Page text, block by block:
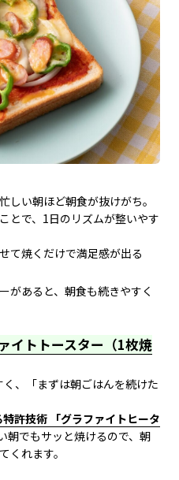
しい朝ほど朝食が抜けがち。
とで、1日のリズムが整いやす
て焼くだけで満足感が出る
があると、朝食も続きやすく
イトトースター（1枚焼
、「まずは朝ごはんを続けた
許技術 「グラファイトヒータ
朝でもサッと焼けるので、朝
くれます。